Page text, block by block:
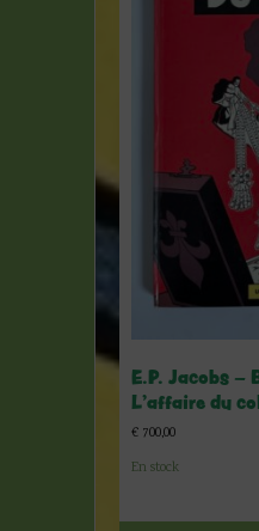
E.P. Jacobs –
L’affaire du
€ 700,00
En stock